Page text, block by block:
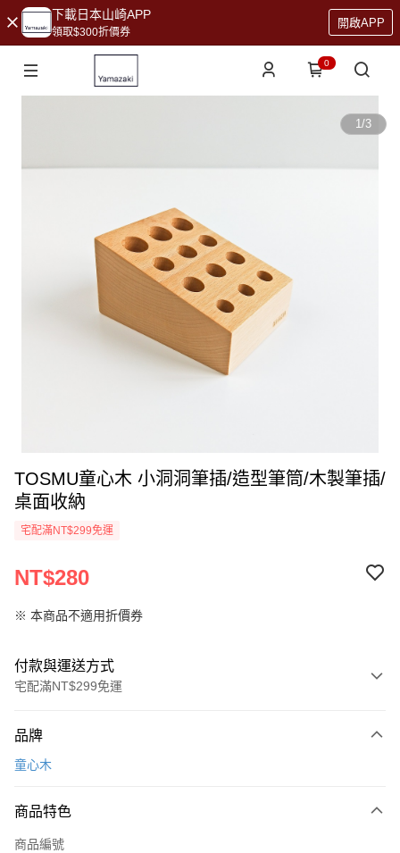
下載日本山崎APP
領取$300折價券
開啟APP
0
1/3
TOSMU童心木 小洞洞筆插/造型筆筒/木製筆插/
桌面收納
宅配滿NT$299免運
NT$280
※ 本商品不適用折價券
付款與運送方式
宅配滿NT$299免運
信用卡一次付款
Apple Pay
悠遊付
品牌
童心木
商品特色
商品編號